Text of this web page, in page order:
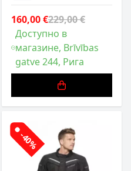
160,00 €229,00 €
Доступно в
магазине, Brīvības
gatve 244, Рига
-40%